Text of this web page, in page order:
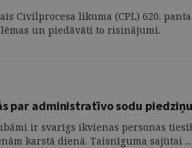
Civilprocesa likuma (CPL) 620.
un piedāvāti to risinājumi.
par administratīvo sodu piedziņu
ir svarīgs ikvienas personas
karstā dienā. Taisnīguma sajūtai ...